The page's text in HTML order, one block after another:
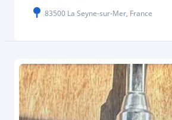
83500 La Seyne-sur-Mer, France